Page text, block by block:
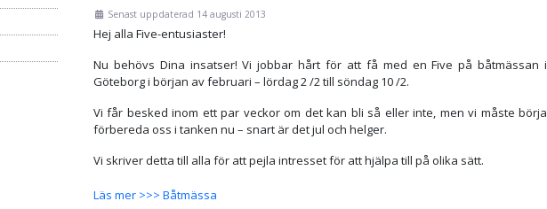
Senast uppdaterad 14 augusti 2013
Hej alla Five-entusiaster!
Nu behövs Dina insatser! Vi jobbar hårt för att få med en Five på båtmässan i
Göteborg i början av februari – lördag 2 /2 till söndag 10 /2.
Vi får besked inom ett par veckor om det kan bli så eller inte, men vi måste börja
förbereda oss i tanken nu – snart är det jul och helger.
Vi skriver detta till alla för att pejla intresset för att hjälpa till på olika sätt.
Läs mer >>> Båtmässa